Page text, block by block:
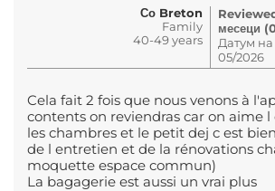
Со Breton
Family
40-49 years
месеци
Датум на
05/2026
Cela fait 2 fois que nous venons à
contents on reviendras car on aime
les chambres et le petit dej c est
de l entretien et de la rénovations
moquette espace commun)
La bagagerie est aussi un vrai plus